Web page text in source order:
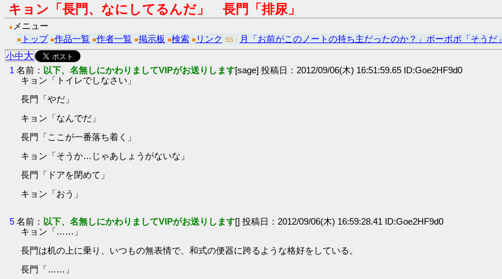
キョン「長門、なにしてるんだ」 長門「排尿」
● メニュー
■ トップ ■作品一覧 ■作者一覧 ■掲示板 ■検索 ■ リンク SS：
月「お前がこのノートの持ち主だったのか？」ボーボボ「そうだ」
小中大
1 名前： 以下、名無しにかわりましてVIPがお送りします[sage] 投稿日：2012/09/06(木) 16:51:59.65 ID:Goe2HF9d0
キョン「トイレでしなさい」
長門「やだ」
キョン「なんでだ」
長門「ここが一番落ち着く」
キョン「そうか…じゃあしょうがないな」
長門「ドアを閉めて」
キョン「おう」
5 名前： 以下、名無しにかわりましてVIPがお送りします[] 投稿日：2012/09/06(木) 16:59:28.41 ID:Goe2HF9d0
キョン「……」
長門は机の上に乗り、いつもの無表情で、和式の便器に跨るような格好をしている。
長門「……」